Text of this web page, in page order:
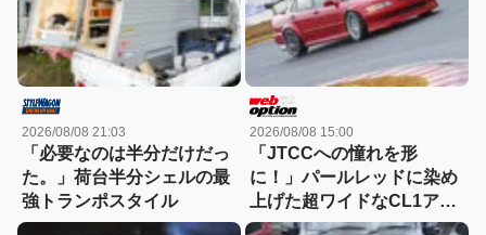
2026/08/08 21:03
「必要なのは半分だけだっ
た。」荷台半分シェルの最
強トランポスタイル
2026/08/08 15:00
「JTCCへの憧れを形
に！」パールレッドに染め
上げた超ワイドなCL1アコ
ードユーロRの美学